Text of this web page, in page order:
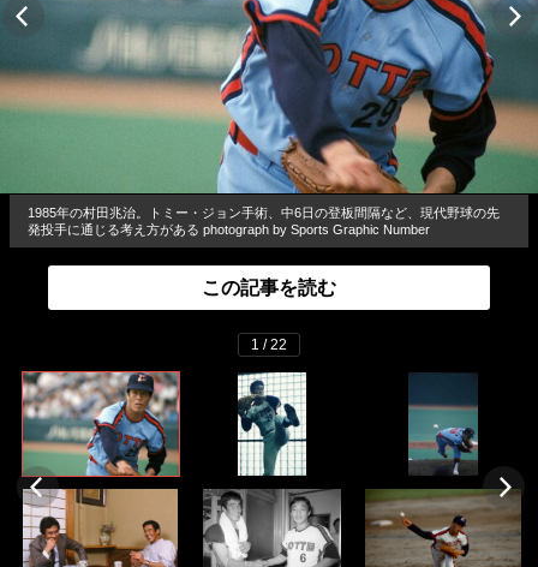
1985年の村田兆治。トミー・ジョン手術、中6日の登板間隔など、現代野球の先
発投手に通じる考え方がある photograph by Sports Graphic Number
この記事を読む
1 / 22